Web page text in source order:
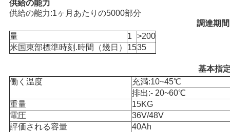
な
さ
い
地
図
供給の能力
供給の能力:1ヶ月あたりの5000部分
調達期
量
1 >200
米国東部標準時刻.時間（幾日）
1535
基本指
働く温度
充満:10~45℃
排出:- 20~60℃
重量
15KG
電圧
36V/48V
評価される容量
40Ah